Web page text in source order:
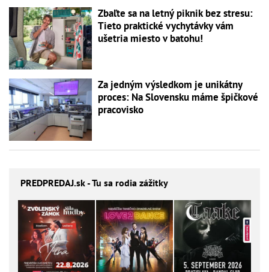
Zbaľte sa na letný piknik bez stresu:
Tieto praktické vychytávky vám
ušetria miesto v batohu!
Za jedným výsledkom je unikátny
proces: Na Slovensku máme špičkové
pracovisko
PREDPREDAJ.sk - Tu sa rodia zážitky